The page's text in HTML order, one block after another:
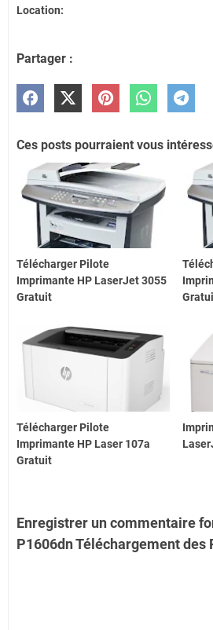
Location:
Partager :
Ces posts pourraient vous
Télécharger Pilote
Imprimante HP LaserJet 3055
Gratuit
Télécharger Pilote
Imprimante HP Laser 107a
Gratuit
Enregistrer un commentaire
P1606dn Téléchargement des